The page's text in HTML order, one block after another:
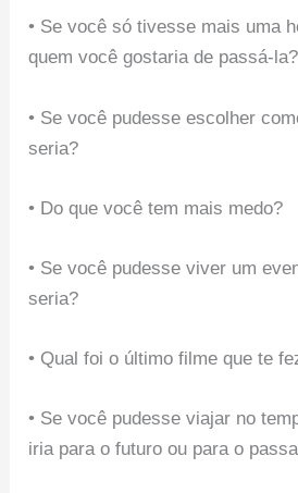
• Se você só tivesse mais uma
quem você gostaria de passá-la?
• Se você pudesse escolher
seria?
• Do que você tem mais medo?
• Se você pudesse viver um
seria?
• Qual foi o último filme que te
• Se você pudesse viajar no
iria para o futuro ou para o